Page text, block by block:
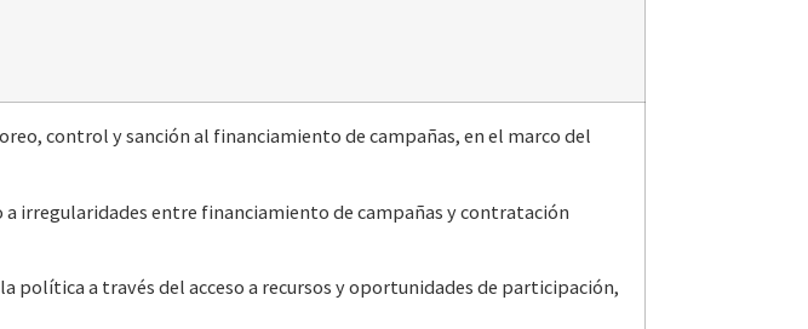
control y sanción al financiamiento de campañas, en el marco del
irregularidades entre financiamiento de campañas y contratación
política a través del acceso a recursos y oportunidades de participación,